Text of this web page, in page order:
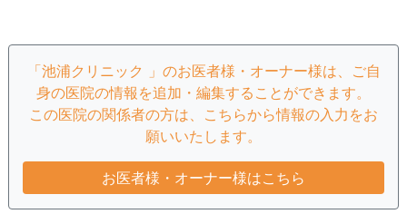
「池浦クリニック 」のお医者様・オーナー様は、ご自
身の医院の情報を追加・編集することができます。
この医院の関係者の方は、こちらから情報の入力をお
願いいたします。
お医者様・オーナー様はこちら